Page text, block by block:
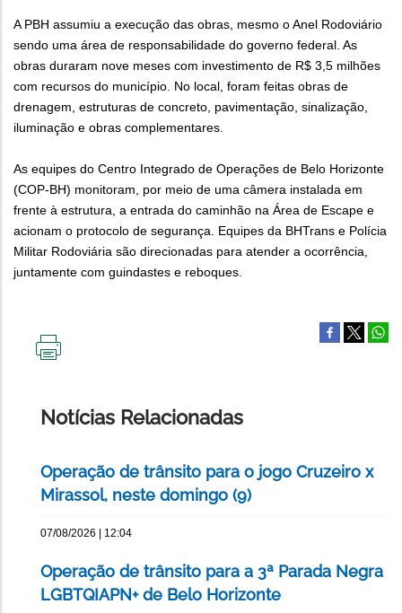
A PBH assumiu a execução das obras, mesmo o Anel Rodoviário
sendo uma área de responsabilidade do governo federal. As
obras duraram nove meses com investimento de R$ 3,5 milhões
com recursos do município. No local, foram feitas obras de
drenagem, estruturas de concreto, pavimentação, sinalização,
iluminação e obras complementares.
As equipes do Centro Integrado de Operações de Belo Horizonte
(COP-BH) monitoram, por meio de uma câmera instalada em
frente à estrutura, a entrada do caminhão na Área de Escape e
acionam o protocolo de segurança. Equipes da BHTrans e Polícia
Militar Rodoviária são direcionadas para atender a ocorrência,
juntamente com guindastes e reboques.
Notícias Relacionadas
Operação de trânsito para o jogo Cruzeiro x
Mirassol, neste domingo (9)
07/08/2026 | 12:04
Operação de trânsito para a 3ª Parada Negra
LGBTQIAPN+ de Belo Horizonte